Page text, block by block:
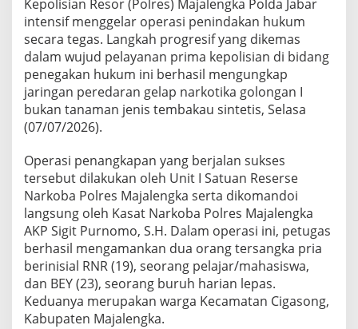
Kepolisian Resor (Polres) Majalengka Polda Jabar
intensif menggelar operasi penindakan hukum
secara tegas. Langkah progresif yang dikemas
dalam wujud pelayanan prima kepolisian di bidang
penegakan hukum ini berhasil mengungkap
jaringan peredaran gelap narkotika golongan I
bukan tanaman jenis tembakau sintetis, Selasa
(07/07/2026).
Operasi penangkapan yang berjalan sukses
tersebut dilakukan oleh Unit I Satuan Reserse
Narkoba Polres Majalengka serta dikomandoi
langsung oleh Kasat Narkoba Polres Majalengka
AKP Sigit Purnomo, S.H. Dalam operasi ini, petugas
berhasil mengamankan dua orang tersangka pria
berinisial RNR (19), seorang pelajar/mahasiswa,
dan BEY (23), seorang buruh harian lepas.
Keduanya merupakan warga Kecamatan Cigasong,
Kabupaten Majalengka.